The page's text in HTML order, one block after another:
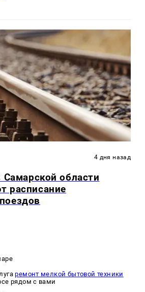
4 дня назад
Самарской области
расписание
ремонт мелкой бытовой техники
рядом с вами